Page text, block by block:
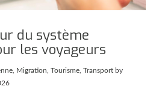
du système
les voyageurs
Migration ,Tourisme ,Transport by